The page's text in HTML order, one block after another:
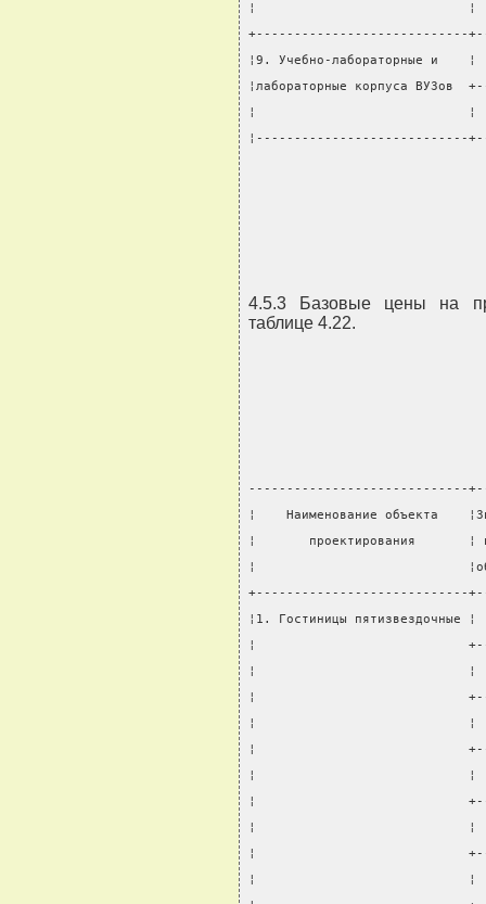
¦                            ¦
+----------------------------
¦9. Учебно-лабораторные и
¦лабораторные корпуса
¦                            ¦
¦----------------------------
4.5.3 Базовые цены на
таблице 4.22.
-----------------------------
¦    Наименование объекта
¦       проектирования       ¦
¦
+----------------------------
¦1. Гостиницы
¦
¦                            ¦
¦
¦                            ¦
¦
¦                            ¦
¦
¦                            ¦
¦
¦                            ¦